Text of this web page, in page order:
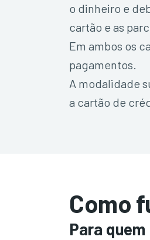
o dinheiro e
cartão e as
Em ambos os
pagamentos.
A modalidade
a cartão de
Como
Para